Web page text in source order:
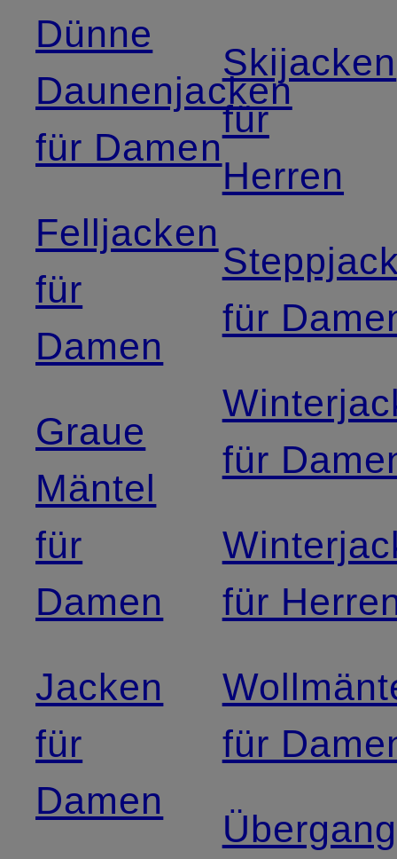
Dünne
Daunenjacken
für Damen
Felljacken
für
Damen
Graue
Mäntel
für
Damen
Jacken
für
Damen
Skijacken
für
Herren
für
für
für
für